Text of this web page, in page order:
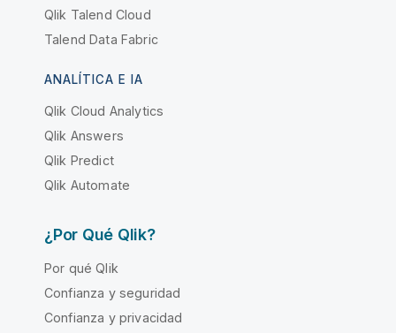
Qlik Talend Cloud
Talend Data Fabric
ANALÍTICA E IA
Qlik Cloud Analytics
Qlik Answers
Qlik Predict
Qlik Automate
¿Por Qué Qlik?
Por qué Qlik
Confianza y seguridad
Confianza y privacidad